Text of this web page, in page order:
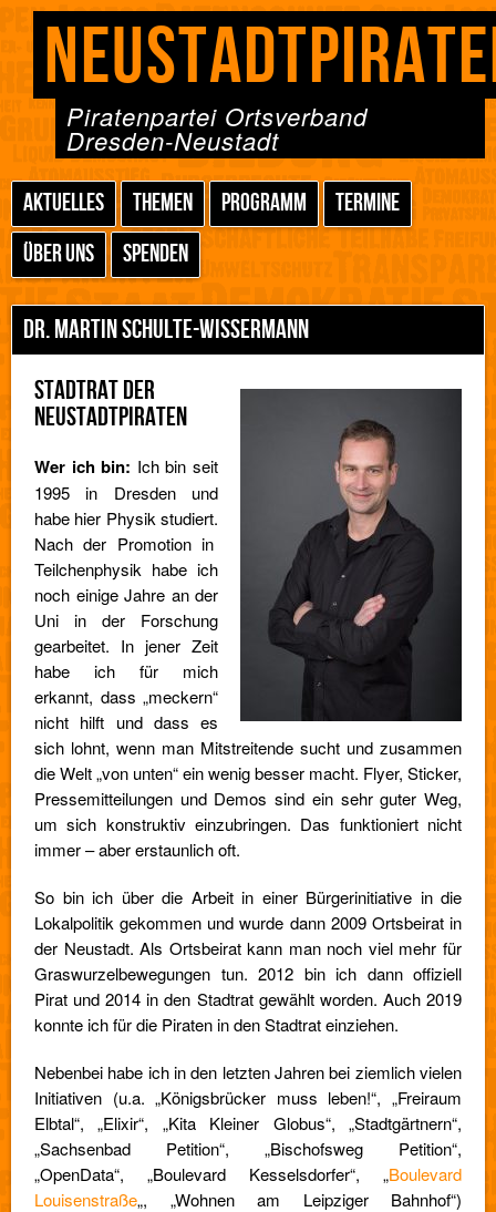
Piratenpartei Ortsverband
Dresden-Neustadt
AKTUELLES THEMEN PROGRAMM
TERMINE
ÜBER UNS
SPENDEN
DR. MARTIN SCHULTE-WISSERMANN
STADTRAT DER
NEUSTADTPIRATEN
Wer ich bin: Ich bin seit
1995 in Dresden und
habe hier Physik studiert.
Nach der Promotion in
Teilchenphysik habe ich
noch einige Jahre an der
Uni in der Forschung
gearbeitet. In jener Zeit
habe ich für mich
erkannt, dass „meckern“
nicht hilft und dass es
sich lohnt, wenn man Mitstreitende sucht und zusammen
die Welt „von unten“ ein wenig besser macht. Flyer, Sticker,
Pressemitteilungen und Demos sind ein sehr guter Weg,
um sich konstruktiv einzubringen. Das funktioniert nicht
immer – aber erstaunlich oft.
So bin ich über die Arbeit in einer Bürgerinitiative in die
Lokalpolitik gekommen und wurde dann 2009 Ortsbeirat in
der Neustadt. Als Ortsbeirat kann man noch viel mehr für
Graswurzelbewegungen tun. 2012 bin ich dann offiziell
Pirat und 2014 in den Stadtrat gewählt worden. Auch 2019
konnte ich für die Piraten in den Stadtrat einziehen.
Nebenbei habe ich in den letzten Jahren bei ziemlich vielen
Initiativen (u.a. „Königsbrücker muss leben!“, „Freiraum
Elbtal“, „Elixir“, „Kita Kleiner Globus“, „Stadtgärtnern“,
„Sachsenbad Petition“, „Bischofsweg Petition“,
„OpenData“, „Boulevard Kesselsdorfer“, „Boulevard
Louisenstraße„, „Wohnen am Leipziger Bahnhof“)